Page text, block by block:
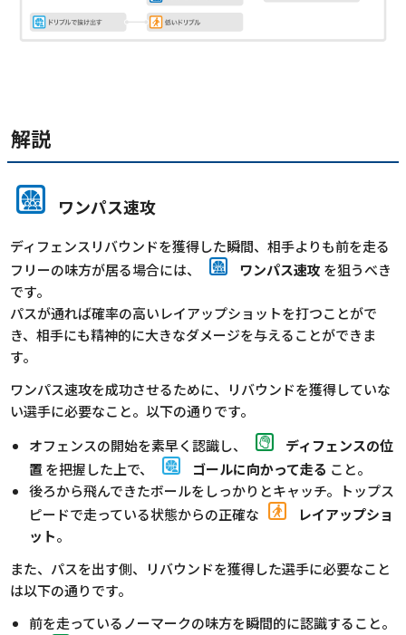
解説
ワンパス速攻
ディフェンスリバウンドを獲得した瞬間、相手よりも前を走る
フリーの味方が居る場合には、
ワンパス速攻 を狙うべき
です。
パスが通れば確率の高いレイアップショットを打つことがで
き、相手にも精神的に大きなダメージを与えることができま
す。
ワンパス速攻を成功させるために、リバウンドを獲得していな
い選手に必要なこと。以下の通りです。
オフェンスの開始を素早く認識し、
ディフェンスの位
置 を把握した上で、 ゴールに向かって走る こと。
後ろから飛んできたボールをしっかりとキャッチ。トップス
ピードで走っている状態からの正確な
レイアップショ
ット。
また、パスを出す側、リバウンドを獲得した選手に必要なこと
は以下の通りです。
前を走っているノーマークの味方を瞬間的に認識すること。